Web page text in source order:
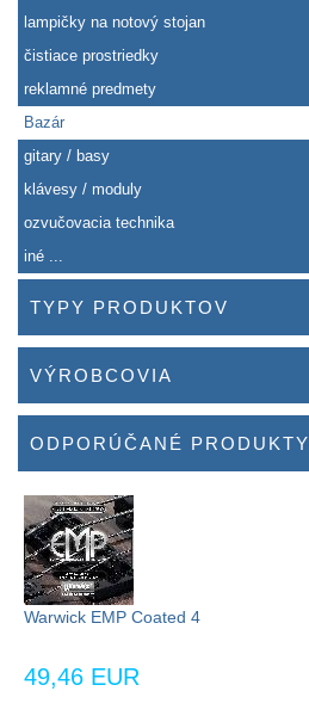
lampičky na notový stojan
čistiace prostriedky
reklamné predmety
Bazár
gitary / basy
klávesy / moduly
ozvučovacia technika
iné ...
TYPY PRODUKTOV
VÝROBCOVIA
ODPORÚČANÉ PRODUKTY
Warwick EMP Coated 4
49,46 EUR